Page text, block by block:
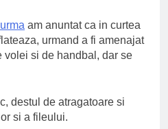
am anuntat ca in curtea
urmand a fi amenajat
volei si de handbal, dar se
destul de atragatoare si
si a fileului.